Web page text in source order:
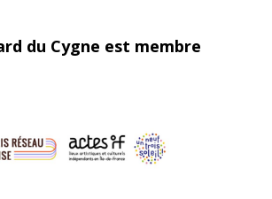
du Cygne est membre